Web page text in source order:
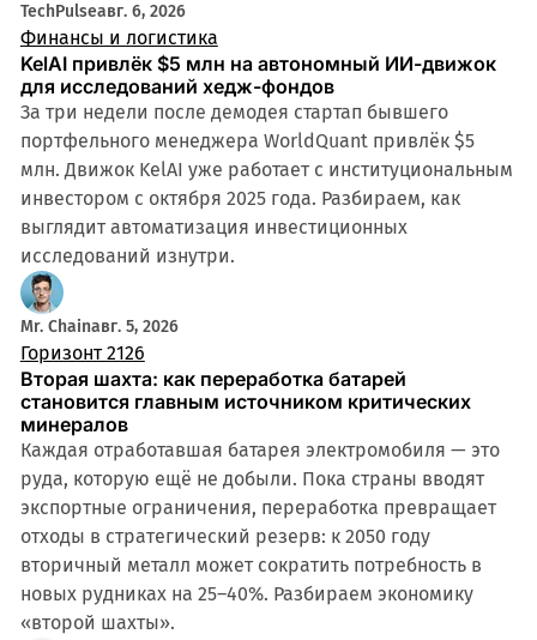
TechPulseавг. 6, 2026
Финансы и логистика
KelAI привлёк $5 млн на автономный ИИ-движок
для исследований хедж-фондов
За три недели после демодея стартап бывшего
портфельного менеджера WorldQuant привлёк $5
млн. Движок KelAI уже работает с институциональным
инвестором с октября 2025 года. Разбираем, как
выглядит автоматизация инвестиционных
исследований изнутри.
Mr. Chainавг. 5, 2026
Горизонт 2126
Вторая шахта: как переработка батарей
становится главным источником критических
минералов
Каждая отработавшая батарея электромобиля — это
руда, которую ещё не добыли. Пока страны вводят
экспортные ограничения, переработка превращает
отходы в стратегический резерв: к 2050 году
вторичный металл может сократить потребность в
новых рудниках на 25–40%. Разбираем экономику
«второй шахты».